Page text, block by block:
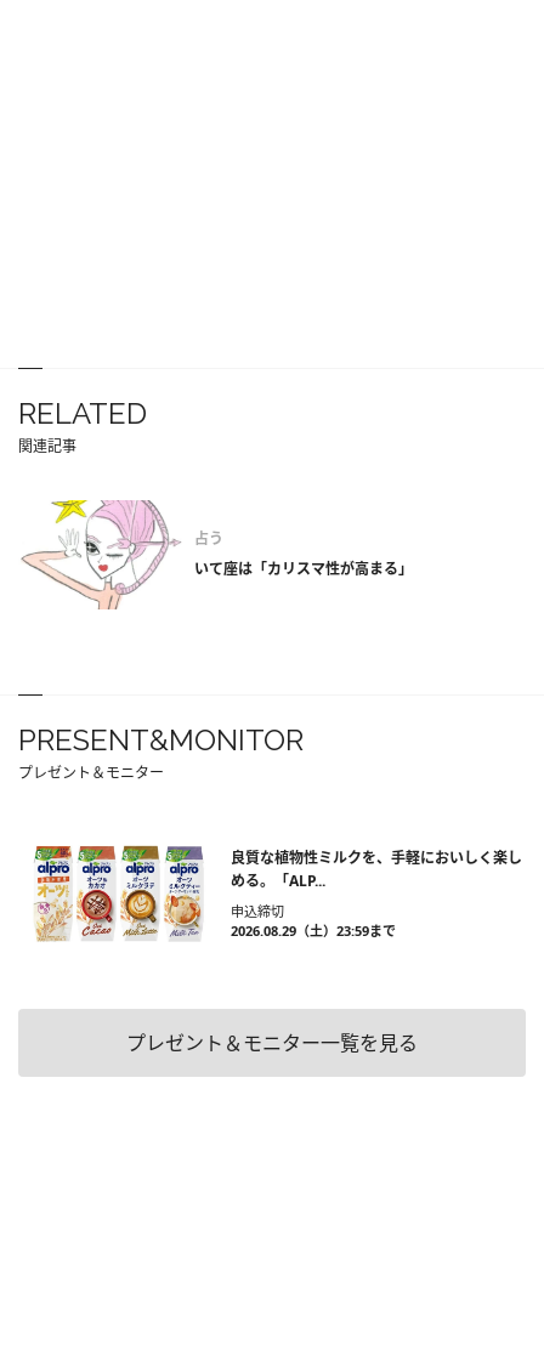
RELATED
関連記事
占う
いて座は「カリスマ性が高まる」
PRESENT&MONITOR
プレゼント＆モニター
良質な植物性ミルクを、手軽においしく楽し
める。「ALP...
申込締切
2026.08.29（土）23:59まで
プレゼント＆モニター一覧を見る